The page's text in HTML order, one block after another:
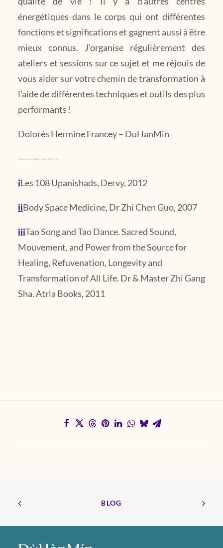
énergétiques dans le corps qui ont différentes
fonctions et significations et gagnent aussi à être
mieux connus. J’organise régulièrement des
ateliers et sessions sur ce sujet et me réjouis de
vous aider sur votre chemin de transformation à
l’aide de différentes techniques et outils des plus
performants !
Dolorès Hermine Francey – DuHanMin
—————-
iLes 108 Upanishads, Dervy, 2012
iiBody Space Medicine, Dr Zhi Chen Guo, 2007
iiiTao Song and Tao Dance. Sacred Sound,
Mouvement, and Power from the Source for
Healing, Refuvenation, Longevity and
Transformation of All Life. Dr & Master Zhi Gang
Sha. Atria Books, 2011
BLOG